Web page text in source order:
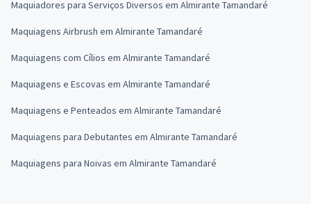
Maquiadores para Serviços Diversos em Almirante Tamandaré
Maquiagens Airbrush em Almirante Tamandaré
Maquiagens com Cílios em Almirante Tamandaré
Maquiagens e Escovas em Almirante Tamandaré
Maquiagens e Penteados em Almirante Tamandaré
Maquiagens para Debutantes em Almirante Tamandaré
Maquiagens para Noivas em Almirante Tamandaré